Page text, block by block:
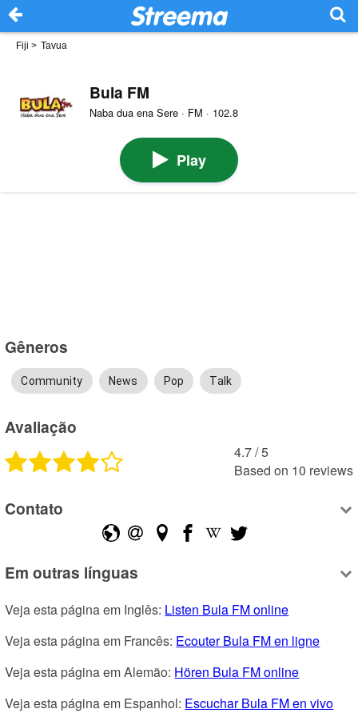
Fiji > Tavua
Bula FM
Naba dua ena Sere · FM · 102.8
Play
Gêneros
Community News Pop Talk
Avaliação
4.7 /5
Based on 10 reviews
Contato
Em outras línguas
Veja esta página em Inglês: Listen Bula FM online
Veja esta página em Francês: Ecouter Bula FM en ligne
Veja esta página em Alemão: Hören Bula FM online
Veja esta página em Espanhol: Escuchar Bula FM en vivo